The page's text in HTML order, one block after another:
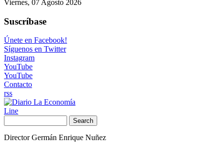
Viernes, 07 Agosto 2026
Suscríbase
Únete en Facebook!
Síguenos en Twitter
Instagram
YouTube
YouTube
Contacto
rss
Line
Search
Director Germán Enrique Nuñez